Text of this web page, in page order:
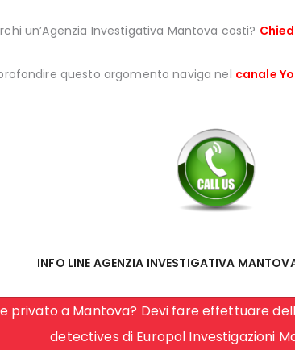
un’Agenzia Investigativa Mantova costi?
questo argomento naviga nel canale
INFO LINE AGENZIA INVESTIGATIVA
privato a Mantova? Devi fare effettuare
detectives di Europol Investigazioni